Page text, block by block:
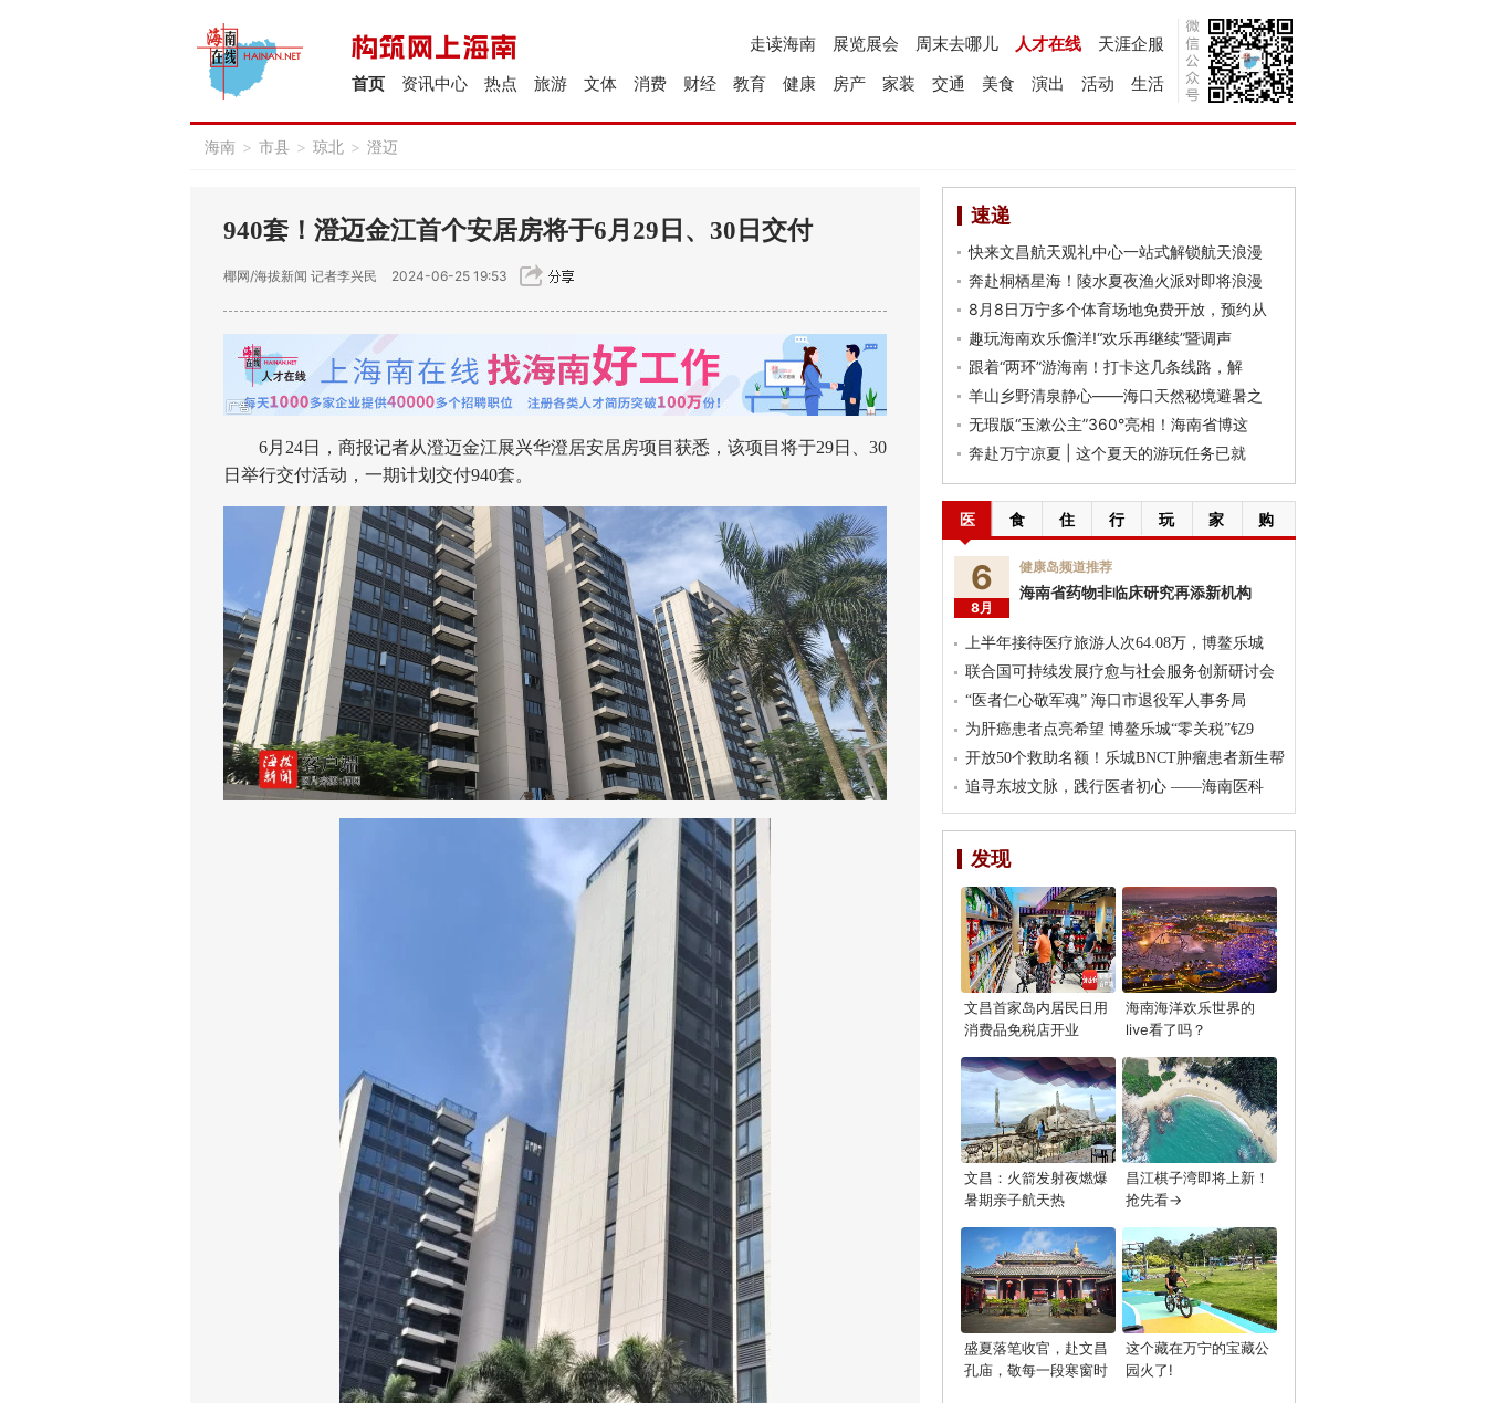
天涯企服
人才在线
周末去哪儿
展览展会
走读海南
生活
活动
演出
美食
交通
家装
房产
健康
教育
财经
消费
文体
旅游
热点
资讯中心
首页
海南 > 市县 > 琼北 > 澄迈
940套！澄迈金江首个安居房将于6月29日、30日交付
椰网/海拔新闻 记者李兴民 2024-06-25 19:53
6月24日，商报记者从澄迈金江展兴华澄居安居房项目获悉，该项目将于29日、30
日举行交付活动，一期计划交付940套。
速递
快来文昌航天观礼中心一站式解锁航天浪漫
奔赴桐栖星海！陵水夏夜渔火派对即将浪漫
8月8日万宁多个体育场地免费开放，预约从
趣玩海南欢乐儋洋!“欢乐再继续”暨调声
跟着“两环”游海南！打卡这几条线路，解
羊山乡野清泉静心——海口天然秘境避暑之
无瑕版“玉漱公主”360°亮相！海南省博这
奔赴万宁凉夏 | 这个夏天的游玩任务已就
医 食 住 行 玩 家 购
6
8月
健康岛频道推荐
海南省药物非临床研究再添新机构
上半年接待医疗旅游人次64.08万，博鳌乐城
联合国可持续发展疗愈与社会服务创新研讨会
“医者仁心敬军魂” 海口市退役军人事务局
为肝癌患者点亮希望 博鳌乐城“零关税”钇9
开放50个救助名额！乐城BNCT肿瘤患者新生帮
追寻东坡文脉，践行医者初心 ——海南医科
发现
文昌首家岛内居民日用
消费品免税店开业
海南海洋欢乐世界的
live看了吗？
文昌：火箭发射夜燃爆
暑期亲子航天热
昌江棋子湾即将上新！
抢先看→
盛夏落笔收官，赴文昌
孔庙，敬每一段寒窗时
这个藏在万宁的宝藏公
园火了!